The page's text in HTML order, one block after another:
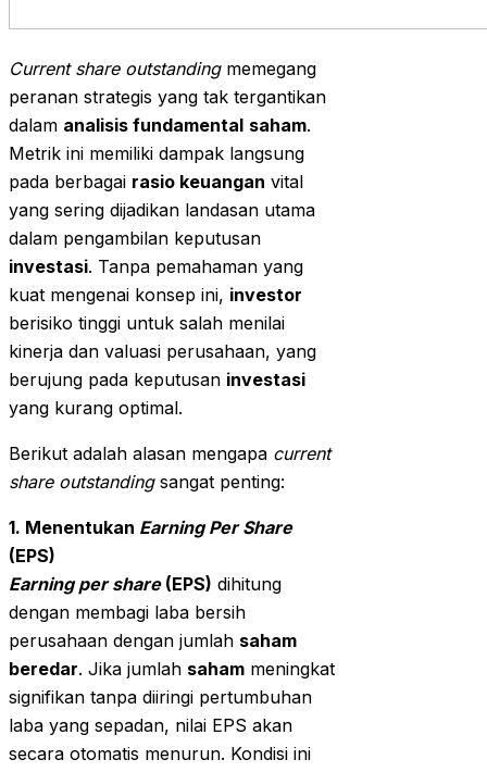
Current share outstandingmemegang
peranan strategis yang tak tergantikan
dalam analisis fundamental saham.
Metrik ini memiliki dampak langsung
pada berbagai rasio keuangan vital
yang sering dijadikan landasan utama
dalam pengambilan keputusan
investasi. Tanpa pemahaman yang
kuat mengenai konsep ini, investor
berisiko tinggi untuk salah menilai
kinerja dan valuasi perusahaan, yang
berujung pada keputusan investasi
yang kurang optimal.
Berikut adalah alasan mengapa current
share outstandingsangat penting:
1. Menentukan Earning Per Share
(EPS)
Earning per share(EPS) dihitung
dengan membagi laba bersih
perusahaan dengan jumlah saham
beredar. Jika jumlah saham meningkat
signifikan tanpa diiringi pertumbuhan
laba yang sepadan, nilai EPS akan
secara otomatis menurun. Kondisi ini